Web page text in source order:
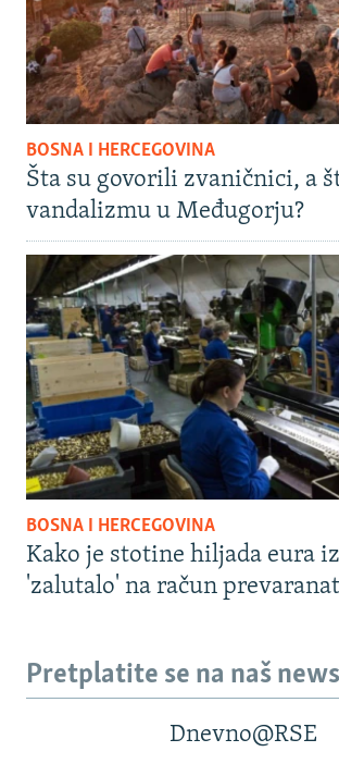
BOSNA I HERCEGOVINA
Šta su govorili zvaničnici, a
vandalizmu u Međugorju?
BOSNA I HERCEGOVINA
Kako je stotine hiljada eura
'zalutalo' na račun
Pretplatite se na naš
Dnevno@RSE